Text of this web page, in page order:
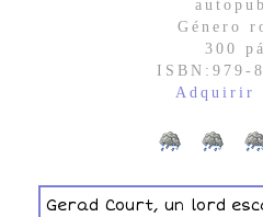
Género
300
ISBN:979-
Adquirir
Gerad Court, un lord